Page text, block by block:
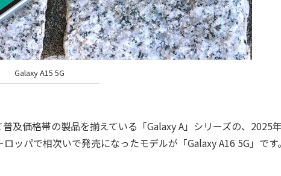
Galaxy A15 5G
及価格帯の製品を揃えている「Galaxy A」シリーズの、2025
ッパで相次いで発売になったモデルが「Galaxy A16 5G」です。